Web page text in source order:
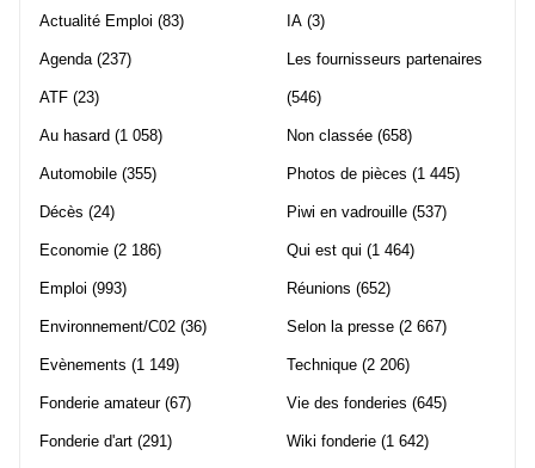
Actualité Emploi (83)
Agenda (237)
ATF (23)
Au hasard (1 058)
Automobile (355)
Décès (24)
Economie (2 186)
Emploi (993)
Environnement/C02 (36)
Evènements (1 149)
Fonderie amateur(67)
Fonderie d'art (291)
IA (3)
Les fournisseurs partenaires
(546)
Non classée (658)
Photos de pièces (1 445)
Piwi en vadrouille (537)
Qui est qui (1 464)
Réunions (652)
Selon la presse (2 667)
Technique (2 206)
Vie des fonderies (645)
Wiki fonderie (1 642)